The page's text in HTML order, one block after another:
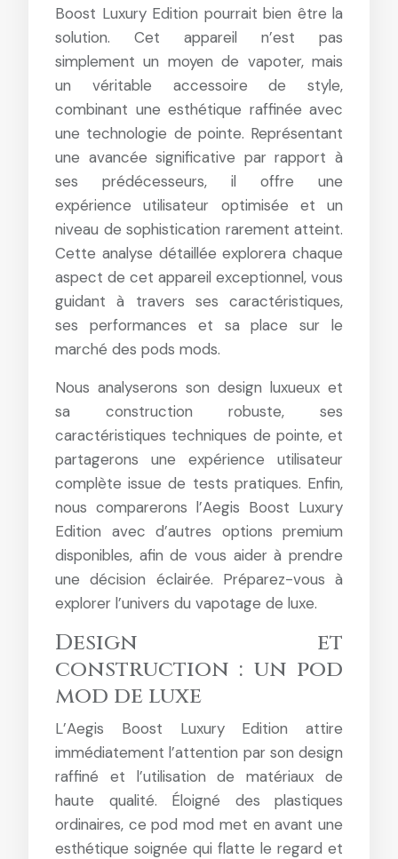
Boost Luxury Edition pourrait bien être la
solution. Cet appareil n’est pas
simplement un moyen de vapoter, mais
un véritable accessoire de style,
combinant une esthétique raffinée avec
une technologie de pointe. Représentant
une avancée significative par rapport à
ses prédécesseurs, il offre une
expérience utilisateur optimisée et un
niveau de sophistication rarement atteint.
Cette analyse détaillée explorera chaque
aspect de cet appareil exceptionnel, vous
guidant à travers ses caractéristiques,
ses performances et sa place sur le
marché des pods mods.
Nous analyserons son design luxueux et
sa construction robuste, ses
caractéristiques techniques de pointe, et
partagerons une expérience utilisateur
complète issue de tests pratiques. Enfin,
nous comparerons l’Aegis Boost Luxury
Edition avec d’autres options premium
disponibles, afin de vous aider à prendre
une décision éclairée. Préparez-vous à
explorer l’univers du vapotage de luxe.
Design et
construction : un pod
mod de luxe
L’Aegis Boost Luxury Edition attire
immédiatement l’attention par son design
raffiné et l’utilisation de matériaux de
haute qualité. Éloigné des plastiques
ordinaires, ce pod mod met en avant une
esthétique soignée qui flatte le regard et